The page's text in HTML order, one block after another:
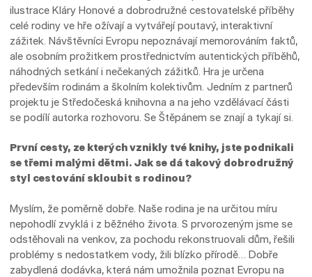
ilustrace Kláry Honové a dobrodružné cestovatelské příběhy
celé rodiny ve hře ožívají a vytvářejí poutavý, interaktivní
zážitek. Návštěvníci Evropu nepoznávají memorováním faktů,
ale osobním prožitkem prostřednictvím autentických příběhů,
náhodných setkání i nečekaných zážitků. Hra je určena
především rodinám a školním kolektivům. Jedním z partnerů
projektu je Středočeská knihovna a na jeho vzdělávací části
se podílí autorka rozhovoru. Se Štěpánem se znají a tykají si.
První cesty, ze kterých vznikly tvé knihy, jste podnikali
se třemi malými dětmi. Jak se dá takový dobrodružný
styl cestování skloubit s rodinou?
Myslím, že poměrně dobře. Naše rodina je na určitou míru
nepohodlí zvyklá i z běžného života. S prvorozeným jsme se
odstěhovali na venkov, za pochodu rekonstruovali dům, řešili
problémy s nedostatkem vody, žili blízko přírodě… Dobře
zabydlená dodávka, která nám umožnila poznat Evropu na